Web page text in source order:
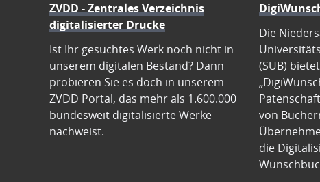
ZVDD - Zentrales Verzeichnis
digitalisierter Drucke
Ist Ihr gesuchtes Werk noch nicht in
unserem digitalen Bestand? Dann
probieren Sie es doch in unserem
ZVDD Portal, das mehr als 1.600.000
bundesweit digitalisierte Werke
nachweist.
Die
(SUB)
von
die